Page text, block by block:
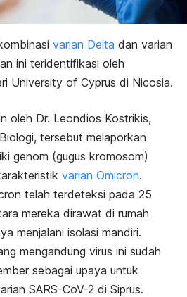
varian Delta dan varian
ini teridentifikasi oleh
University of Cyprus di Nicosia.
oleh Dr. Leondios Kostrikis,
tersebut melaporkan
genom (gugus kromosom)
varian Omicron.
telah terdeteksi pada 25
mereka dirawat di rumah
menjalani isolasi mandiri.
mengandung virus ini sudah
sebagai upaya untuk
SARS-CoV-2 di Siprus.